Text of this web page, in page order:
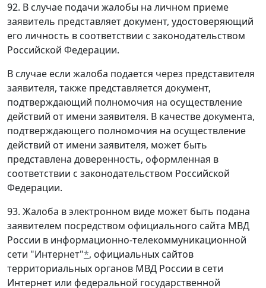
92. В случае подачи жалобы на личном приеме
заявитель представляет документ, удостоверяющий
его личность в соответствии с законодательством
Российской Федерации.
В случае если жалоба подается через представителя
заявителя, также представляется документ,
подтверждающий полномочия на осуществление
действий от имени заявителя. В качестве документа,
подтверждающего полномочия на осуществление
действий от имени заявителя, может быть
представлена доверенность, оформленная в
соответствии с законодательством Российской
Федерации.
93. Жалоба в электронном виде может быть подана
заявителем посредством официального сайта МВД
России в информационно-телекоммуникационной
сети "Интернет"*, официальных сайтов
территориальных органов МВД России в сети
Интернет или федеральной государственной